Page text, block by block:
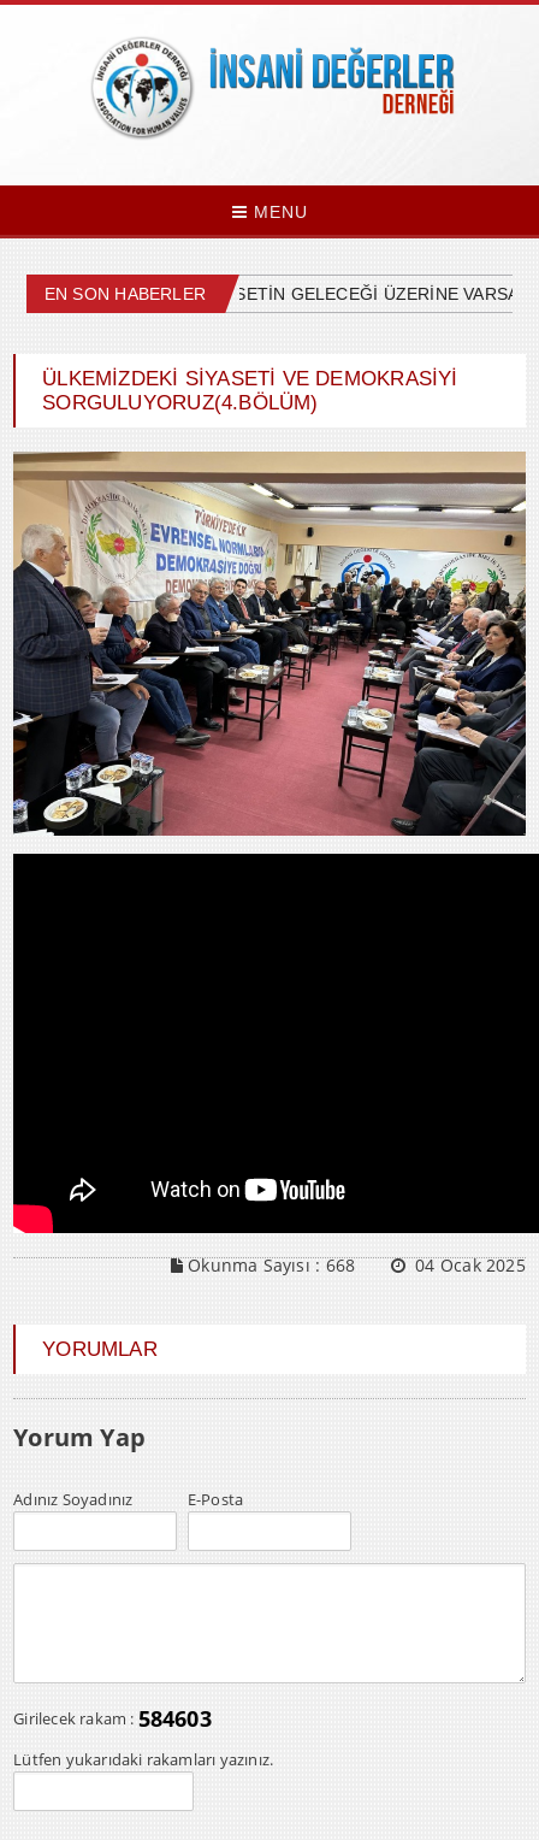
MENU
EN SON HABERLER
ÜLKEMİZDEKİ SİYASETİN GELECEĞİ ÜZERİNE
ÜLKEMİZDEKİ SİYASETİ VE DEMOKRASİYİ
SORGULUYORUZ(4.BÖLÜM)
Okunma Sayısı :668 04 Ocak 2025
YORUMLAR
Yorum Yap
Adınız Soyadınız E-Posta
Girilecek rakam : 584603
Lütfen yukarıdaki rakamları yazınız.